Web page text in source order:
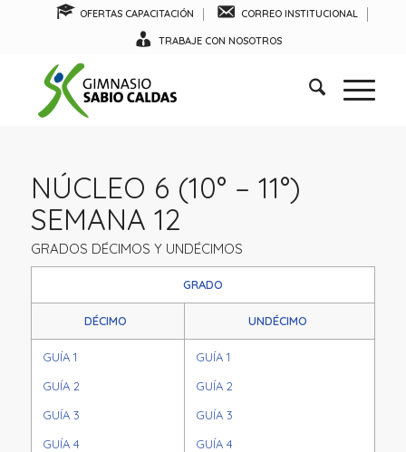
OFERTAS CAPACITACIÓN CORREO INSTITUCIONAL
TRABAJE CON NOSOTROS
NÚCLEO 6 (10° – 11°)
SEMANA 12
GRADOS DÉCIMOS Y UNDÉCIMOS
GRADO
DÉCIMO UNDÉCIMO
GUÍA 1
GUÍA 2
GUÍA 3
GUÍA 4
GUÍA 1
GUÍA 2
GUÍA 3
GUÍA 4